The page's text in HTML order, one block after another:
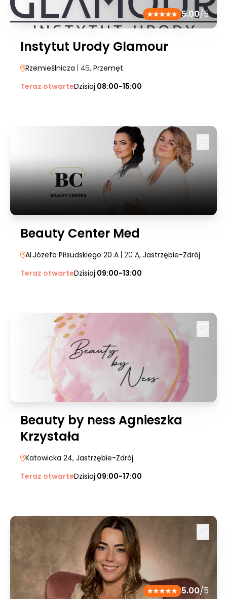
5.00/5
Instytut Urody Glamour
Rzemieślnicza | 45, Przemęt
Teraz otwarteDzisiaj:08:00-15:00
Beauty Center Med
Al.Józefa Piłsudskiego 20 A | 20 A, Jastrzębie-Zdrój
Teraz otwarteDzisiaj:09:00-13:00
Beauty by ness Agnieszka
Krzystała
Katowicka 24, Jastrzębie-Zdrój
Teraz otwarteDzisiaj:09:00-17:00
5.00/5